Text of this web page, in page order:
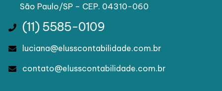
São Paulo/SP – CEP. 04310-060
(11) 5585-0109
luciana@elusscontabilidade.com.br
contato@elusscontabilidade.com.br